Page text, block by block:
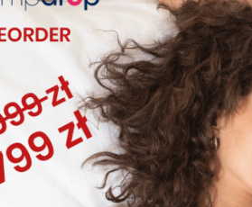
Tempdrop i
Tempdrop i Ovuview – nowoczesna
płodnych i niepłodonych Niewątpliwą
Tempdrop jest możliwość
danych między aplikacjami Tempdrop
najbardziej popularnych aplikacji na…